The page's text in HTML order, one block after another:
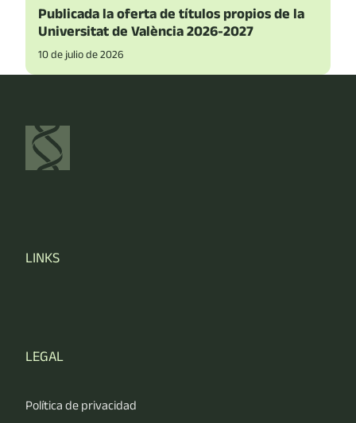
Publicada la oferta de títulos propios de la
Universitat de València 2026-2027
10 de julio de 2026
LINKS
LEGAL
Política de privacidad